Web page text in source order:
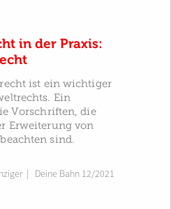
in der Praxis:
ist ein wichtiger
Ein
Vorschriften, die
Erweiterung von
sind.
| Deine Bahn 12/2021